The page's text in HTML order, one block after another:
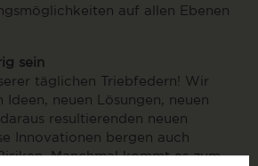
auf allen Ebenen
sein
täglichen Triebfedern! Wir
Ideen, neuen Lösungen, neuen
resultierenden neuen
Innovationen bergen auch
Manchmal kommt es zum